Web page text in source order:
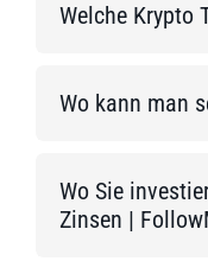
Welche Krypto
Wo kann man
Wo Sie
Zinsen |